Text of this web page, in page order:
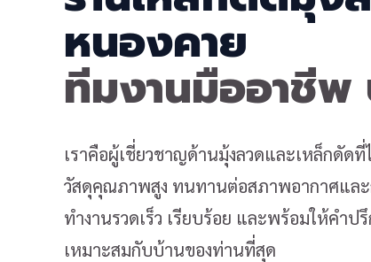
หนองคาย
ทีมงานมืออาชี
เราคือผู้เชี่ยวชาญด้านมุ้งลวดและเหล็กดัดที่
วัสดุคุณภาพสูง ทนทานต่อสภาพอากาศและ
ทำงานรวดเร็ว เรียบร้อย และพร้อมให้คำ
เหมาะสมกับบ้านของท่านที่สุด